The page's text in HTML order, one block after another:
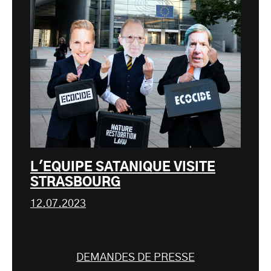
L'EQUIPE SATANIQUE VISITE
STRASBOURG
12.07.2023
DEMANDES DE PRESSE